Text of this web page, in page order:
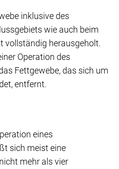
inklusive des
wie auch beim
vollständig herausgeholt.
Operation des
Fettgewebe, das sich um
entfernt.
eines
sich meist eine
mehr als vier